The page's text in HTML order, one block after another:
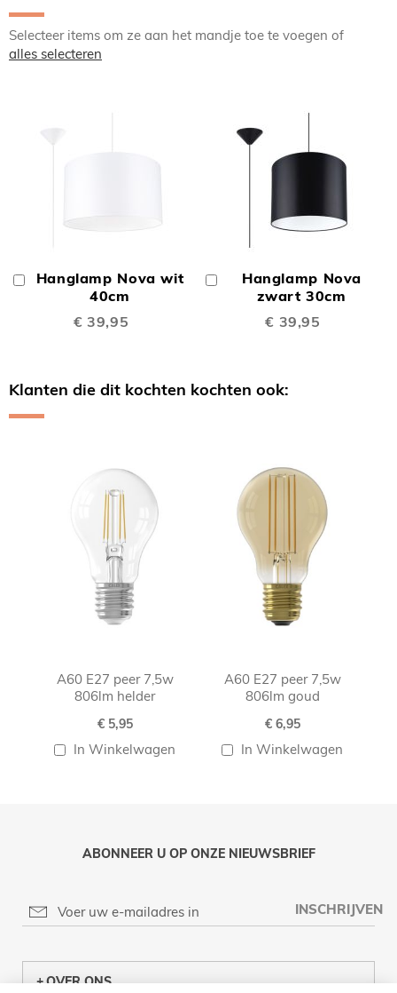
Selecteer items om ze aan het mandje toe te voegen of
alles selecteren
Hanglamp Nova wit
40cm
€ 39,95
In
Winkelwagen
Hanglamp Nova
zwart 30cm
€ 39,95
Winkelwagen
Klanten die dit kochten kochten ook:
A60 E27 peer 7,5w
806lm helder
€ 5,95
In Winkelwagen
A60 E27 peer 7,5w
806lm goud
€ 6,95
In Winkelwagen
ABONNEER U OP ONZE NIEUWSBRIEF
INSCHRIJVEN
OVER ONS